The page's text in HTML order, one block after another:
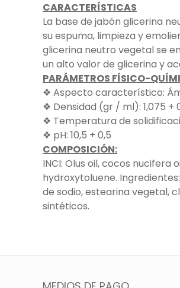
CARACTERÍSTICAS
La base de jabón glicerina
su espuma, limpieza y
glicerina neutro vegetal se
un alto valor de glicerina y
PARÁMETROS FÍSICO-
❖ Aspecto característico:
❖ Densidad (gr / ml): 1,075 +
❖ Temperatura de
❖ pH: 10,5 + 0,5
COMPOSICIÓN:
INCI: Olus oil, cocos nucifera
hydroxytoluene.
de sodio, estearina vegetal,
sintéticos.